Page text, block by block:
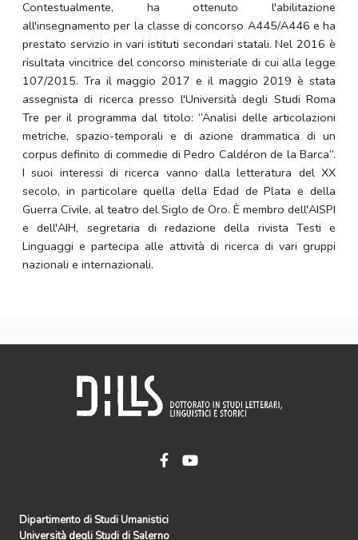
Contestualmente, ha ottenuto l'abilitazione
all'insegnamento per la classe di concorso A445/A446 e ha
prestato servizio in vari istituti secondari statali. Nel 2016 è
risultata vincitrice del concorso ministeriale di cui alla legge
107/2015. Tra il maggio 2017 e il maggio 2019 è stata
assegnista di ricerca presso l'Università degli Studi Roma
Tre per il programma dal titolo: “Analisi delle articolazioni
metriche, spazio-temporali e di azione drammatica di un
corpus definito di commedie di Pedro Caldéron de la Barca”.
I suoi interessi di ricerca vanno dalla letteratura del XX
secolo, in particolare quella della Edad de Plata e della
Guerra Civile, al teatro del Siglo de Oro. È membro dell'AISPI
e dell'AIH, segretaria di redazione della rivista Testi e
Linguaggi e partecipa alle attività di ricerca di vari gruppi
nazionali e internazionali.
Dipartimento di Studi Umanistici
Università degli Studi di Salerno